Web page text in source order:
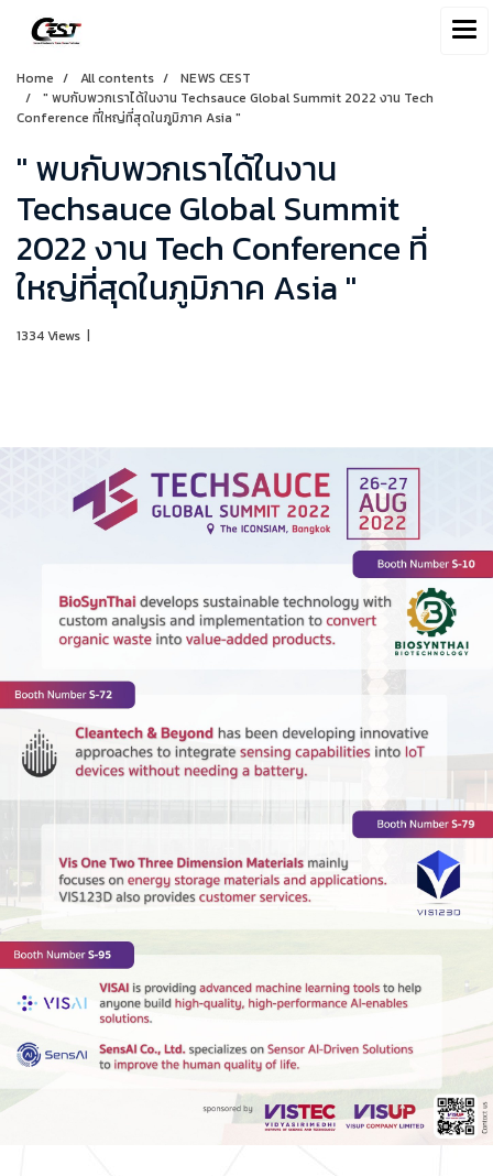
Home All contents
NEWS CEST
" พบกับพวกเราได้ในงาน Techsauce Global Summit 2022 งาน Tech
Conference ที่ใหญ่ที่สุดในภูมิภาค Asia "
" พบกับพวกเราได้ในงาน
Techsauce Global Summit
2022 งาน Tech Conference ที่
ใหญ่ที่สุดในภูมิภาค Asia "
1334 Views |